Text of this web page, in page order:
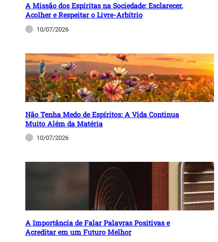
A Missão dos Espíritas na Sociedade: Esclarecer,
Acolher e Respeitar o Livre-Arbítrio
10/07/2026
Não Tenha Medo de Espíritos: A Vida Continua
Muito Além da Matéria
10/07/2026
A Importância de Falar Palavras Positivas e
Acreditar em um Futuro Melhor